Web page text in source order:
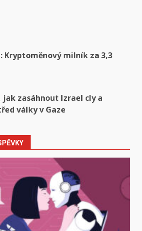
Kryptoměnový milník za 3,3
jak zasáhnout Izrael cly a
války v Gaze